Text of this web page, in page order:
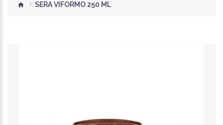
SERA VIFORMO 250 ML